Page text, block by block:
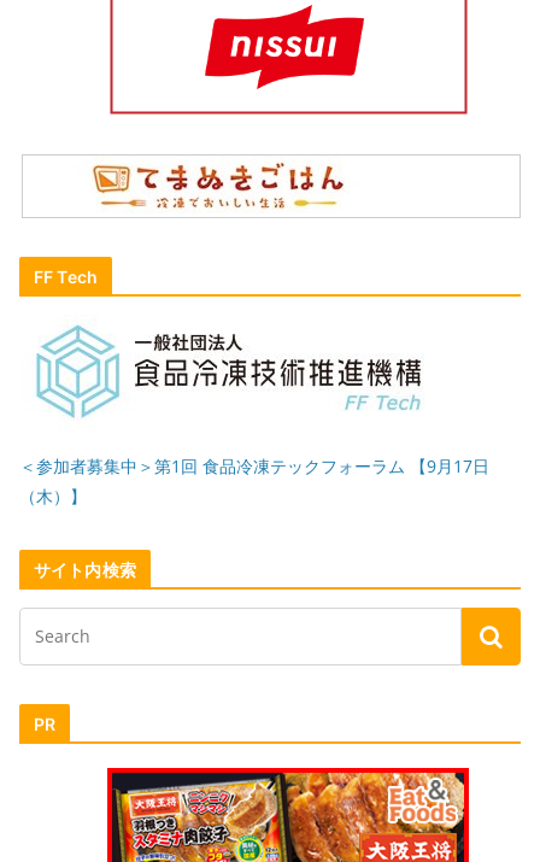
FF Tech
＜参加者募集中＞第1回 食品冷凍テックフォーラム 【9月17日
（木）】
サイト内検索
PR